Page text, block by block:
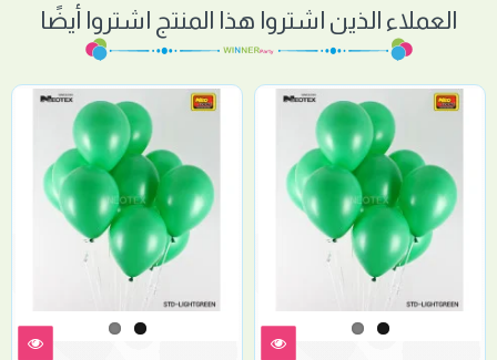
العملاء الذين اشتروا هذا المنتج اشتروا أيضًا